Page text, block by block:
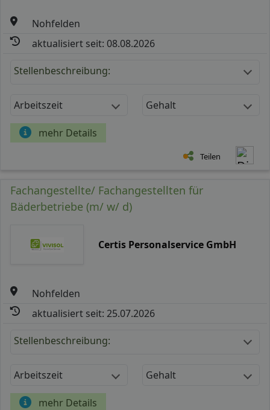
Nohfelden
aktualisiert seit: 08.08.2026
Stellenbeschreibung:
Arbeitszeit Gehalt
mehr Details
Teilen
Fachangestellte/ Fachangestellten für
Bäderbetriebe (m/ w/ d)
Certis Personalservice GmbH
Nohfelden
aktualisiert seit: 25.07.2026
Stellenbeschreibung:
Arbeitszeit Gehalt
mehr Details